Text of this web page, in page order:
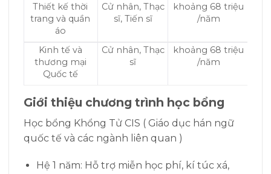
Thiết kế thời
trang và quần
áo
Cử nhân, Thạc
sĩ, Tiến sĩ
khoảng 68 triệu
/năm
Kinh tế và
thương mại
Quốc tế
Cử nhân, Thạc
sĩ
khoảng 68 triệu
/năm
Giới thiệu chương trình học bổng
Học bổng Khổng Tử CIS ( Giáo dục hán ngữ
quốc tế và các ngành liên quan )
Hệ 1 năm: Hỗ trợ miễn học phí, kí túc xá,